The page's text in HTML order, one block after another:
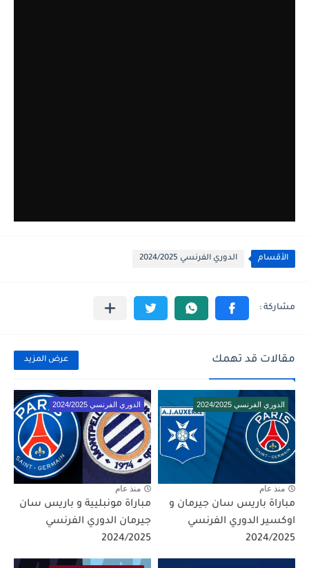
الأقسام الدوري الفرنسي 2024/2025
مقالات قد تهمك عرض المزيد
الدوري الفرنسي 2024/2025
منذ عام
مباراة باريس سان جيرمان و
اوكسير الدوري الفرنسي
2024/2025
الدوري الفرنسي 2024/2025
منذ عام
مباراة مونبليية و باريس سان
جيرمان الدوري الفرنسي
2024/2025